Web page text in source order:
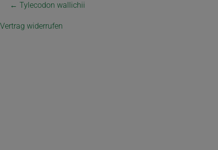
← Tylecodon wallichii
Vertrag widerrufen